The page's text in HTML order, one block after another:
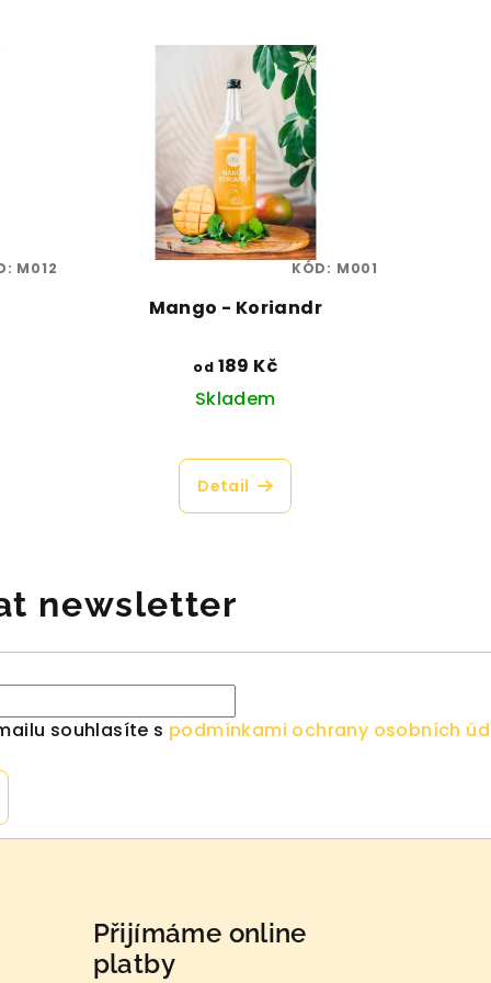
M012
Mango - Koriandr
od 189 Kč
Skladem
hodnocení
produktu
je
5
Detail
KÓD: M001
newsletter
souhlasíte s podmínkami ochrany osobních
Přijímáme online
platby